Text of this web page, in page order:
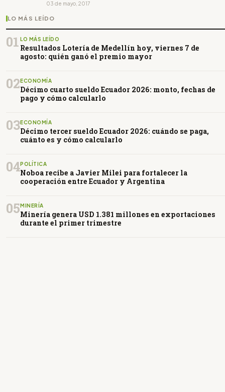
03 de mayo, 2017
LO MÁS LEÍDO
01 LO MÁS LEÍDO
Resultados Lotería de Medellín hoy, viernes 7 de
agosto: quién ganó el premio mayor
02 ECONOMÍA
Décimo cuarto sueldo Ecuador 2026: monto, fechas de
pago y cómo calcularlo
03ECONOMÍA
Décimo tercer sueldo Ecuador 2026: cuándo se paga,
cuánto es y cómo calcularlo
04POLÍTICA
Noboa recibe a Javier Milei para fortalecer la
cooperación entre Ecuador y Argentina
05 MINERÍA
Minería genera USD 1.381 millones en exportaciones
durante el primer trimestre